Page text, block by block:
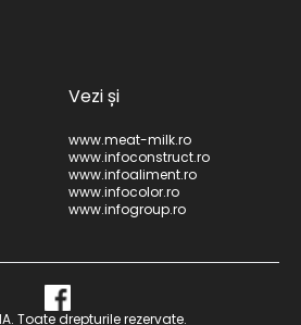
Vezi și
www.meat-milk.ro
www.infoconstruct.ro
www.infoaliment.ro
www.infocolor.ro
www.infogroup.ro
Toate drepturile rezervate.